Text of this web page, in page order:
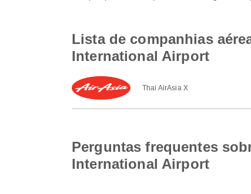
Lista de companhias
International Airport
Thai AirAsia X
Perguntas frequentes
International Airport